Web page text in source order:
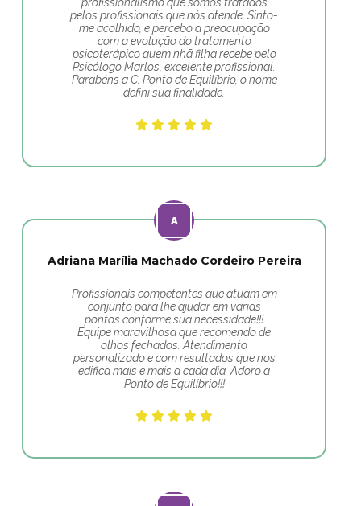
pelos profissionais que nós atende. Sinto-
me acolhido, e percebo a preocupação
com a evolução do tratamento
psicoterápico quem nhã filha recebe pelo
Psicólogo Marlos, excelente profissional.
Parabéns a C. Ponto de Equilíbrio, o nome
defini sua finalidade.
Adriana Marília Machado Cordeiro Pereira
Profissionais competentes que atuam em
conjunto para lhe ajudar em varias
pontos conforme sua necessidade!!!
Equipe maravilhosa que recomendo de
olhos fechados. Atendimento
personalizado e com resultados que nos
edifica mais e mais a cada dia. Adoro a
Ponto de Equilíbrio!!!